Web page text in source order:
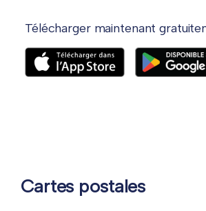
Télécharger maintenant
Cartes postales